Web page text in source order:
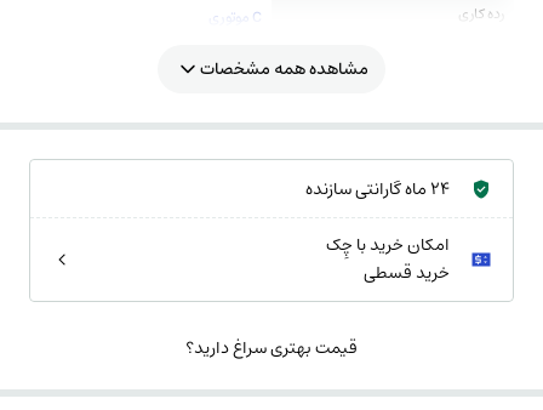
رده کاری
C موتوری
مشاهده همه مشخصات
24 ماه گارانتی سازنده
امکان خرید با چِک
خرید قسطی
قیمت بهتری سراغ دارید؟